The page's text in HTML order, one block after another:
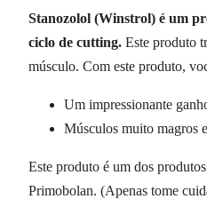
Stanozolol (Winstrol) é um
ciclo de cutting. Este produto
músculo. Com este produto,
Um impressionante
Músculos muito magros
Este produto é um dos
Primobolan. (Apenas tome